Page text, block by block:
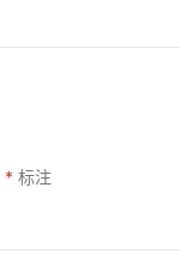
* 标注